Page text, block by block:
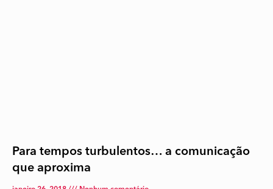
Para tempos turbulentos… a comunicação
que aproxima